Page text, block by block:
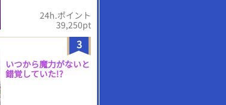
24h.ポイント
39,250pt
3
いつから魔力がないと
錯覚していた!?